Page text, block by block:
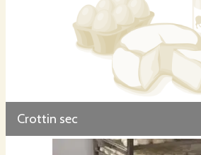
Crottin sec